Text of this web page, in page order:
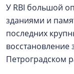
У RBI большой
зданиями и
последних
восстановление
Петроградском